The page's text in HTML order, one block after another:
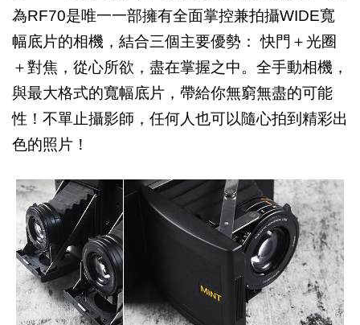
為RF70是唯一一部擁有全面掌控兼拍攝WIDE寬
幅底片的相機，結合三個主要優勢： 快門＋光圈
＋對焦，從心所欲，盡在掌握之中。全手動相機，
與最大格式的寬幅底片，帶給你無窮無盡的可能
性！不單止攝影師，任何人也可以隨心拍到精彩出
色的照片！